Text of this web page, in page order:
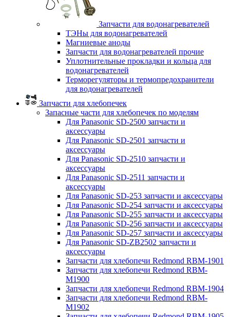
Запчасти для водонагревателей
ТЭНы для водонагревателей
Магниевые аноды
Запчасти для водонагревателей прочие
Уплотнительные прокладки и кольца для
водонагревателей
Терморегуляторы и термопредохранители
для водонагревателей
Запчасти для хлебопечек
Запасные части для хлебопечек по моделям
Для Panasonic SD-2500 запчасти и
аксессуары
Для Panasonic SD-2501 запчасти и
аксессуары
Для Panasonic SD-2510 запчасти и
аксессуары
Для Panasonic SD-2511 запчасти и
аксессуары
Для Panasonic SD-253 запчасти и аксессуары
Для Panasonic SD-254 запчасти и аксессуары
Для Panasonic SD-255 запчасти и аксессуары
Для Panasonic SD-256 запчасти и аксессуары
Для Panasonic SD-257 запчасти и аксессуары
Для Panasonic SD-ZB2502 запчасти и
аксессуары
Запчасти для хлебопечи Redmond RBM-1901
Запчасти для хлебопечи Redmond RBM-
M1900
Запчасти для хлебопечи Redmond RBM-1904
Запчасти для хлебопечи Redmond RBM-
M1902